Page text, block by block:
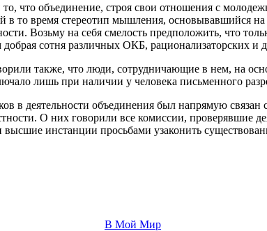
что объединение, строя свои отношения с
в то время стереотип мышления, основывавшийся
Возьму на себя смелость предположить, что
добрая сотня различных ОКБ, рационализаторских
также, что люди, сотрудничающие в нем, на
лишь при наличии у человека письменного
в деятельности объединения был напрямую
О них говорили все комиссии, проверявшие
инстанции просьбами узаконить
В Мой Мир